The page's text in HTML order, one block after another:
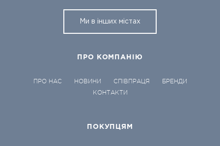
Ми в інших містах
ПРО КОМПАНІЮ
ПРО НАС НОВИНИ СПІВПРАЦЯ
БРЕНДИ
КОНТАКТИ
ПОКУПЦЯМ